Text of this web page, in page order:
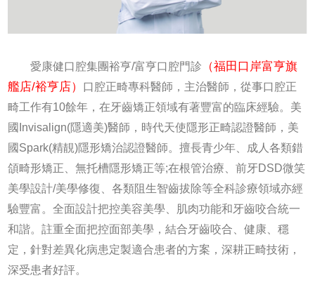
愛康健口腔集團裕亨/富亨口腔門診
（福田口岸富亨旗
艦店/裕亨店）
口腔正畸專科醫師，主治醫師，從事口腔正
畸工作有10餘年，在牙齒矯正領域有著豐富的臨床經驗。美
國Invisalign(隱適美)醫師，時代天使隱形正畸認證醫師，美
國Spark(精靚)隱形矯治認證醫師。擅長青少年、成人各類錯
頜畸形矯正、無托槽隱形矯正等;在根管治療、前牙DSD微笑
美學設計/美學修復、各類阻生智齒拔除等全科診療領域亦經
驗豐富。全面設計把控美容美學、肌肉功能和牙齒咬合統一
和諧。註重全面把控面部美學，結合牙齒咬合、健康、穩
定，針對差異化病患定製適合患者的方案，深耕正畸技術，
深受患者好評。